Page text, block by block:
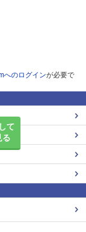
へのログインが必要で
て
る